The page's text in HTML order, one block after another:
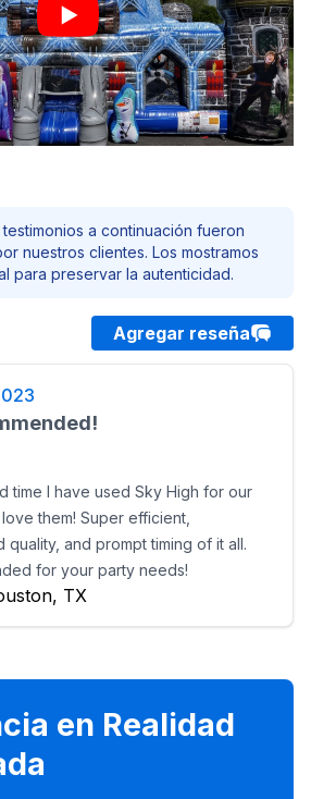
a continuación fueron
nuestros clientes. Los mostramos
para preservar la autenticidad.
Agregar reseña
time I have used Sky High for our
them! Super efficient,
and prompt timing of it all.
for your party needs!
TX
en Realidad